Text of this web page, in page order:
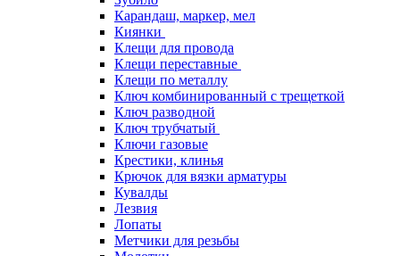
Карандаш, маркер, мел
Киянки
Клещи для провода
Клещи переставные
Клещи по металлу
Ключ комбинированный с трещеткой
Ключ разводной
Ключ трубчатый
Ключи газовые
Крестики, клинья
Крючок для вязки арматуры
Кувалды
Лезвия
Лопаты
Метчики для резьбы